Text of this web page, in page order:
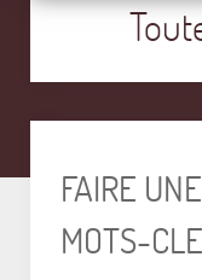
FAIRE
MOTS-